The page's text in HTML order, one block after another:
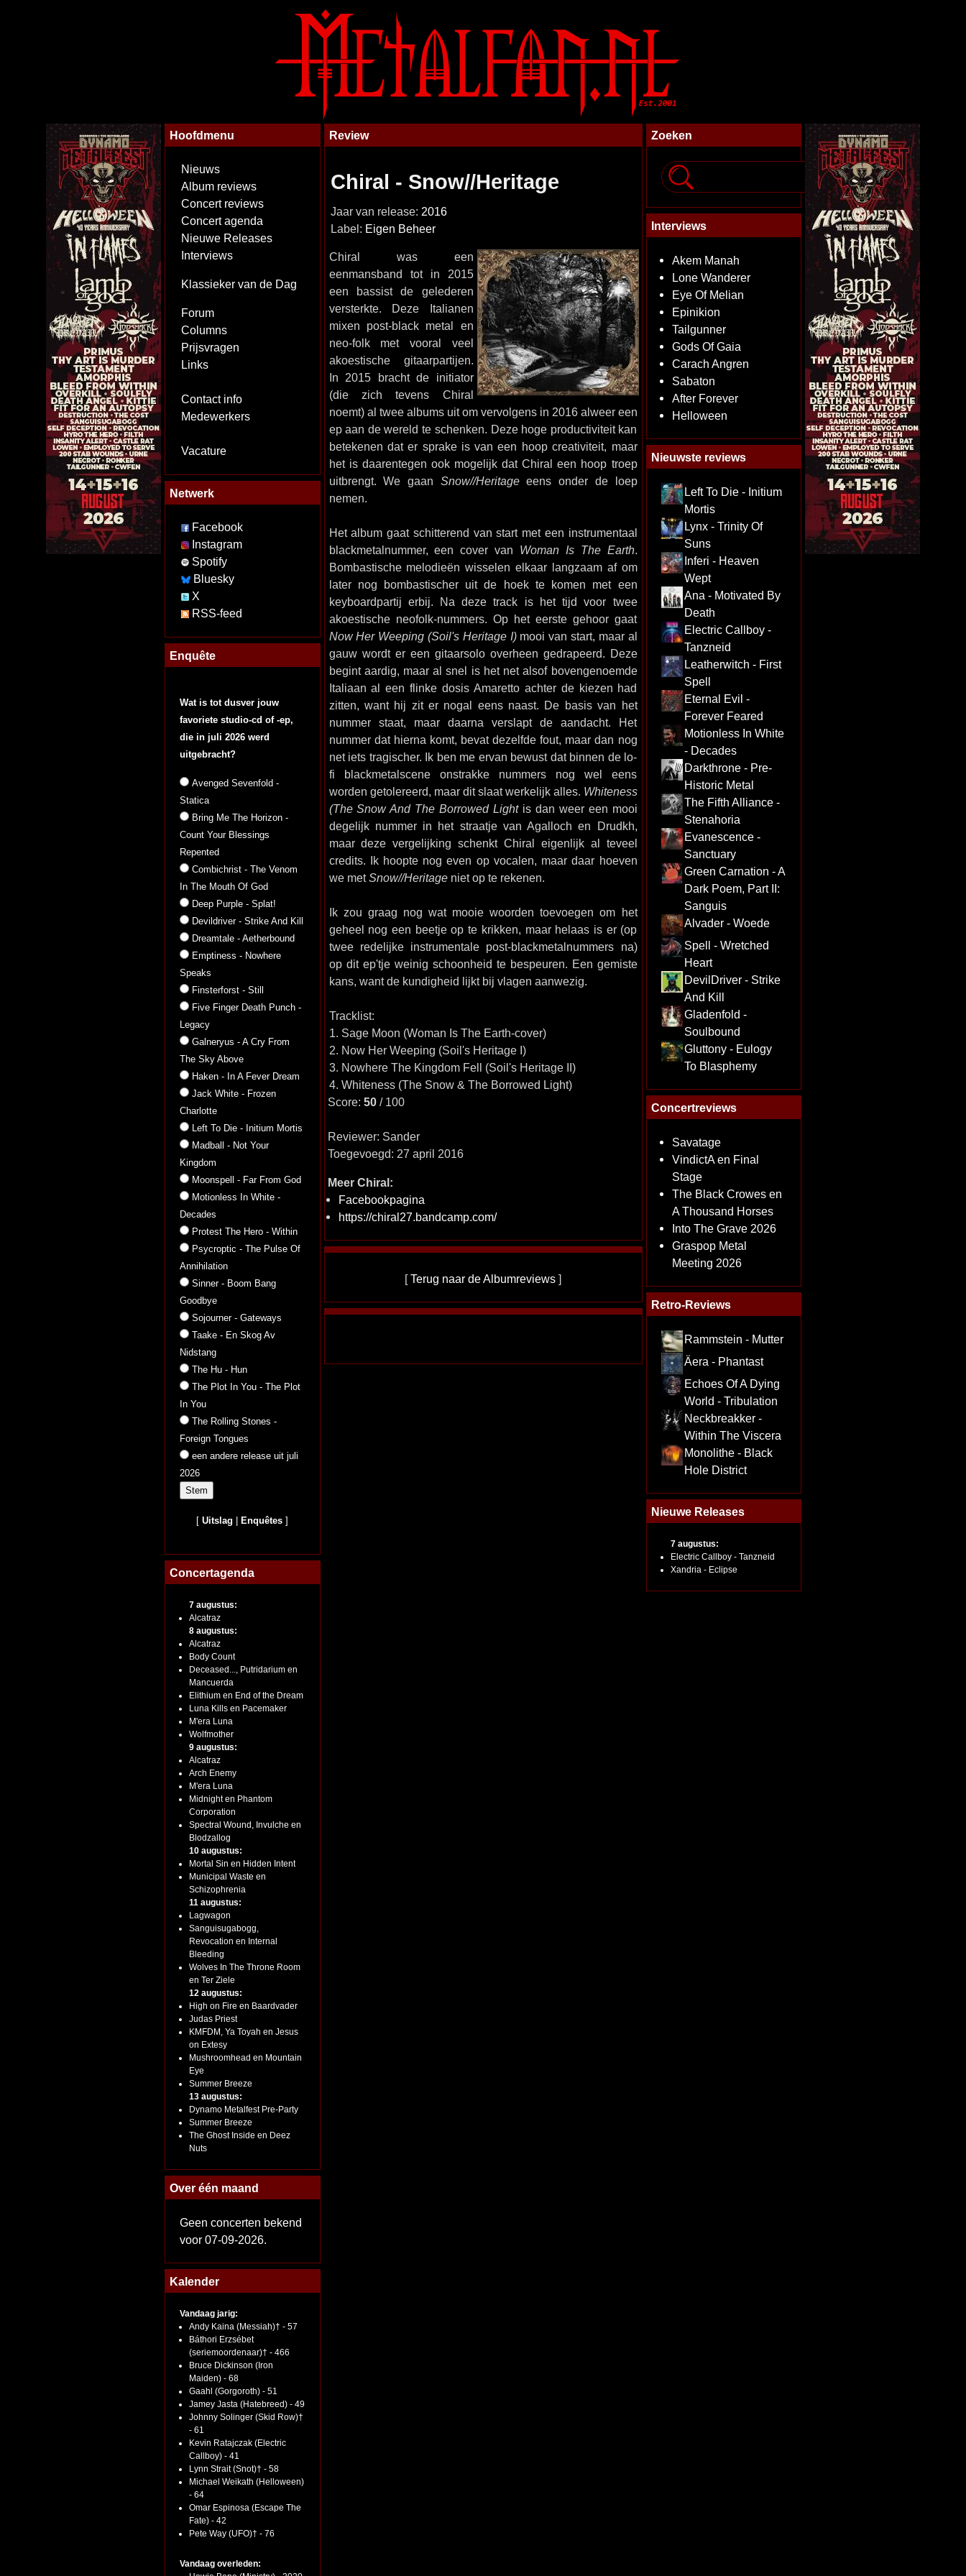
Hoofdmenu
Nieuws
Album reviews
Concert reviews
Concert agenda
Nieuwe Releases
Interviews
Klassieker van de Dag
Forum
Columns
Prijsvragen
Links
Contact info
Medewerkers
Vacature
Netwerk
Facebook
Instagram
Spotify
Bluesky
X
RSS-feed
Enquête
Wat is tot dusver jouw
favoriete studio-cd of -ep,
die in juli 2026 werd
uitgebracht?
Avenged Sevenfold -
Statica
Bring Me The Horizon -
Count Your Blessings
Repented
Combichrist - The Venom
In The Mouth Of God
Deep Purple - Splat!
Devildriver - Strike And Kill
Dreamtale - Aetherbound
Emptiness - Nowhere
Speaks
Finsterforst - Still
Five Finger Death Punch -
Legacy
Galneryus - A Cry From
The Sky Above
Haken - In A Fever Dream
Jack White - Frozen
Charlotte
Left To Die - Initium Mortis
Madball - Not Your
Kingdom
Moonspell - Far From God
Motionless In White -
Decades
Protest The Hero - Within
Psycroptic - The Pulse Of
Annihilation
Sinner - Boom Bang
Goodbye
Sojourner - Gateways
Taake - En Skog Av
Nidstang
The Hu - Hun
The Plot In You - The Plot
In You
The Rolling Stones -
Foreign Tongues
een andere release uit juli
2026
[Uitslag Enquêtes ]
Concertagenda
7 augustus:
Alcatraz
8 augustus:
Alcatraz
Body Count
Deceased..., Putridarium en
Mancuerda
Elithium en End of the Dream
Luna Kills en Pacemaker
M'era Luna
Wolfmother
9 augustus:
Alcatraz
Arch Enemy
M'era Luna
Midnight en Phantom
Corporation
Spectral Wound, Invulche en
Blodzallog
10 augustus:
Mortal Sin en Hidden Intent
Municipal Waste en
Schizophrenia
11 augustus:
Lagwagon
Sanguisugabogg,
Revocation en Internal
Bleeding
Wolves In The Throne Room
en Ter Ziele
12 augustus:
High on Fire en Baardvader
Judas Priest
KMFDM, Ya Toyah en Jesus
on Extesy
Mushroomhead en Mountain
Eye
Summer Breeze
13 augustus:
Dynamo Metalfest Pre-Party
Summer Breeze
The Ghost Inside en Deez
Nuts
Over één maand
Geen concerten bekend
voor 07-09-2026.
Kalender
Vandaag jarig:
Andy Kaina (Messiah)† - 57
Báthori Erzsébet
(seriemoordenaar)† - 466
Bruce Dickinson (Iron
Maiden) - 68
Gaahl (Gorgoroth) - 51
Jamey Jasta (Hatebreed) - 49
Johnny Solinger (Skid Row)†
- 61
Kevin Ratajczak (Electric
Callboy) - 41
Lynn Strait (Snot)† - 58
Michael Weikath (Helloween)
- 64
Omar Espinosa (Escape The
Fate) - 42
Pete Way (UFO)† - 76
Vandaag overleden:
Review
Chiral - Snow//Heritage
Jaar van release: 2016
Label: Eigen Beheer
Chiral was een
eenmansband tot in 2015
een bassist de gelederen
versterkte. Deze Italianen
mixen post-black metal en
neo-folk met vooral veel
akoestische gitaarpartijen.
In 2015 bracht de initiator
(die zich tevens Chiral
noemt) al twee albums uit om vervolgens in 2016 alweer een
ep aan de wereld te schenken. Deze hoge productiviteit kan
betekenen dat er sprake is van een hoop creativiteit, maar
het is daarentegen ook mogelijk dat Chiral een hoop troep
uitbrengt. We gaan Snow//Heritageeens onder de loep
nemen.
Het album gaat schitterend van start met een instrumentaal
blackmetalnummer, een cover van Woman Is The Earth.
Bombastische melodieën wisselen elkaar langzaam af om
later nog bombastischer uit de hoek te komen met een
keyboardpartij erbij. Na deze track is het tijd voor twee
akoestische neofolk-nummers. Op het eerste gehoor gaat
Now Her Weeping (Soil's Heritage I)mooi van start, maar al
gauw wordt er een gitaarsolo overheen gedrapeerd. Deze
begint aardig, maar al snel is het net alsof bovengenoemde
Italiaan al een flinke dosis Amaretto achter de kiezen had
zitten, want hij zit er nogal eens naast. De basis van het
nummer staat, maar daarna verslapt de aandacht. Het
nummer dat hierna komt, bevat dezelfde fout, maar dan nog
net iets tragischer. Ik ben me ervan bewust dat binnen de lo-
fi blackmetalscene onstrakke nummers nog wel eens
worden getolereerd, maar dit slaat werkelijk alles. Whiteness
(The Snow And The Borrowed Lightis dan weer een mooi
degelijk nummer in het straatje van Agalloch en Drudkh,
maar deze vergelijking schenkt Chiral eigenlijk al teveel
credits. Ik hoopte nog even op vocalen, maar daar hoeven
we metSnow//Heritageniet op te rekenen.
Ik zou graag nog wat mooie woorden toevoegen om het
geheel nog een beetje op te krikken, maar helaas is er (op
twee redelijke instrumentale post-blackmetalnummers na)
op dit ep'tje weinig schoonheid te bespeuren. Een gemiste
kans, want de kundigheid lijkt bij vlagen aanwezig.
Tracklist:
1. Sage Moon (Woman Is The Earth-cover)
2. Now Her Weeping (Soil's Heritage I)
3. Nowhere The Kingdom Fell (Soil's Heritage II)
4. Whiteness (The Snow & The Borrowed Light)
Score: 50/ 100
Reviewer: Sander
Toegevoegd: 27 april 2016
Meer Chiral:
Facebookpagina
https://chiral27.bandcamp.com/
[Terug naar de Albumreviews ]
Zoeken
Interviews
Akem Manah
Lone Wanderer
Eye Of Melian
Epinikion
Tailgunner
Gods Of Gaia
Carach Angren
Sabaton
After Forever
Helloween
Nieuwste reviews
Left To Die - Initium
Mortis
Lynx - Trinity Of
Suns
Inferi - Heaven
Wept
Ana - Motivated By
Death
Electric Callboy -
Tanzneid
Leatherwitch - First
Spell
Eternal Evil -
Forever Feared
Motionless In White
- Decades
Darkthrone - Pre-
Historic Metal
The Fifth Alliance -
Stenahoria
Evanescence -
Sanctuary
Green Carnation - A
Dark Poem, Part II:
Sanguis
Alvader - Woede
Spell - Wretched
Heart
DevilDriver - Strike
And Kill
Gladenfold -
Soulbound
Gluttony - Eulogy
To Blasphemy
Concertreviews
Savatage
VindictA en Final
Stage
The Black Crowes en
A Thousand Horses
Into The Grave 2026
Graspop Metal
Meeting 2026
Retro-Reviews
Rammstein - Mutter
Äera - Phantast
Echoes Of A Dying
World - Tribulation
Neckbreakker -
Within The Viscera
Monolithe - Black
Hole District
Nieuwe Releases
7 augustus:
Electric Callboy - Tanzneid
Xandria - Eclipse